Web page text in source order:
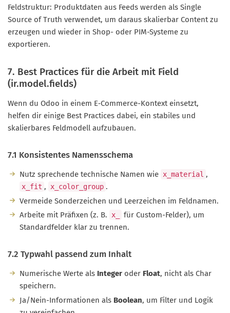
Feldstruktur: Produktdaten aus Feeds werden als Single
Source of Truth verwendet, um daraus skalierbar Content zu
erzeugen und wieder in Shop- oder PIM-Systeme zu
exportieren.
7. Best Practices für die Arbeit mit Field
(ir.model.fields)
Wenn du Odoo in einem E‑Commerce-Kontext einsetzt,
helfen dir einige Best Practices dabei, ein stabiles und
skalierbares Feldmodell aufzubauen.
7.1 Konsistentes Namensschema
Nutz sprechende technische Namen wie x_material ,
x_fit , x_color_group .
Vermeide Sonderzeichen und Leerzeichen im Feldnamen.
Arbeite mit Präfixen (z. B. x_
für Custom-Felder), um
Standardfelder klar zu trennen.
7.2 Typwahl passend zum Inhalt
Numerische Werte als Integeroder Float, nicht als Char
speichern.
Ja/Nein-Informationen als Boolean, um Filter und Logik